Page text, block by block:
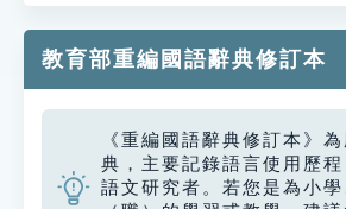
教育部重編國語辭典修訂本
《重編國語辭典修訂本》
典，主要記錄語言使用歷
語文研究者。若您是為小